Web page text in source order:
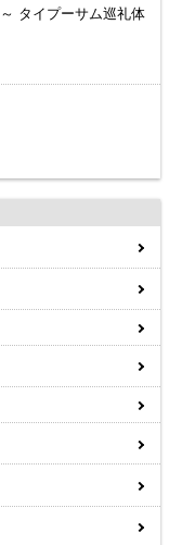
タイプーサム巡礼体